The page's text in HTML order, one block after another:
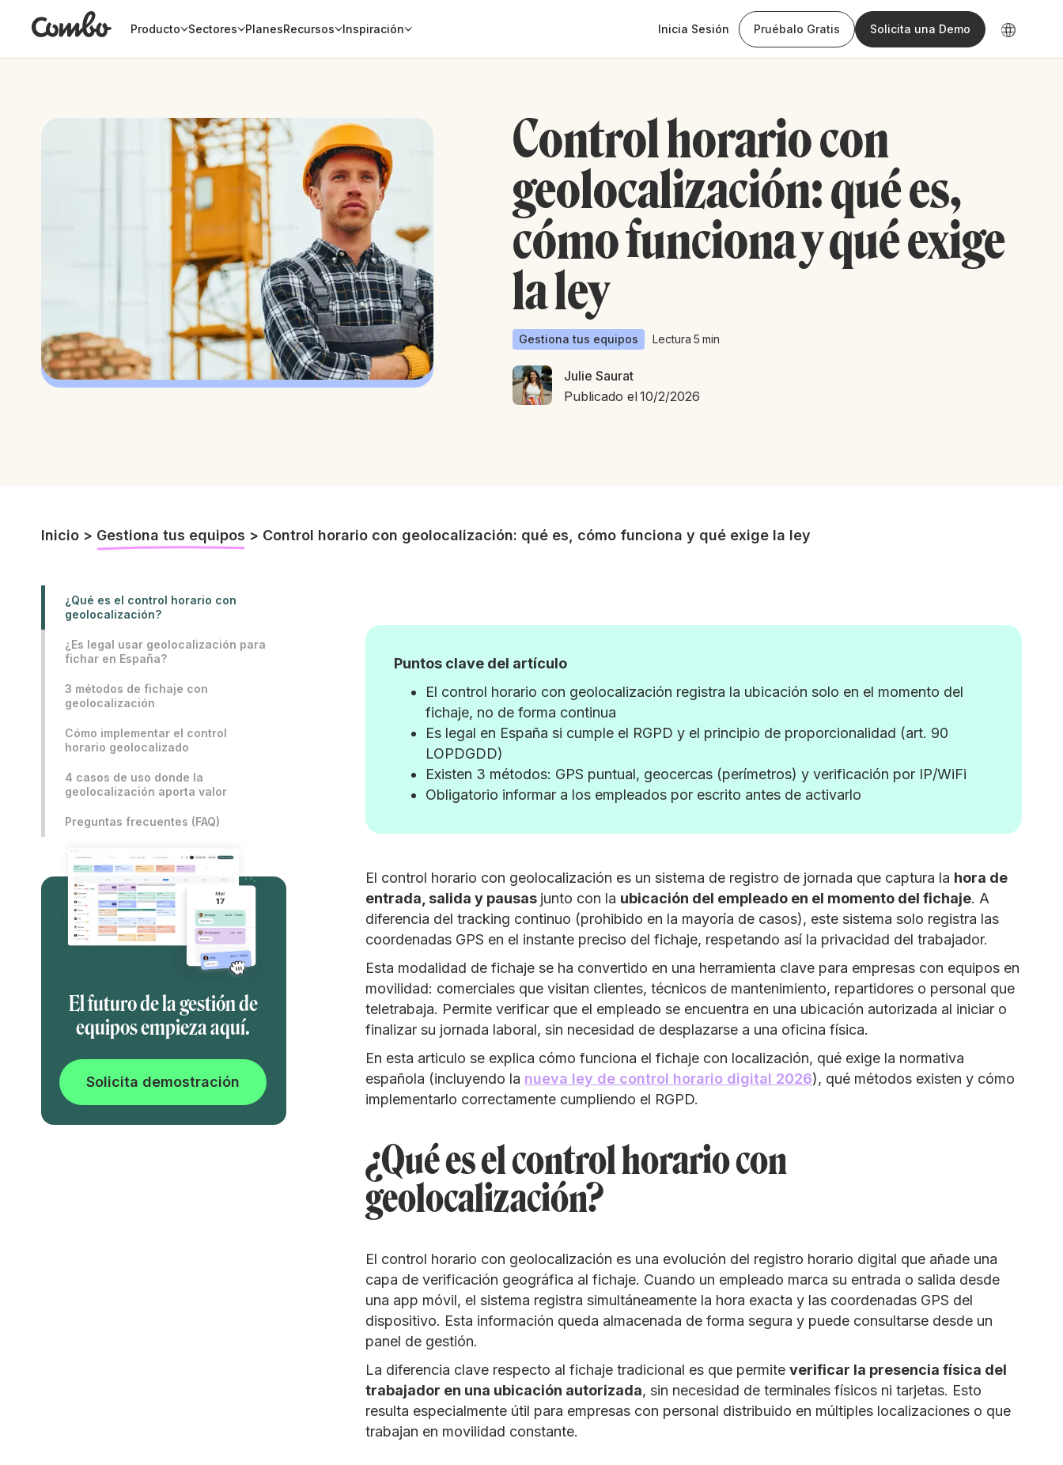
Producto Sectores PlanesRecursos Inspiración Inicia Sesión Pruébalo Gratis Solicita una Demo
Control horario con
geolocalización: qué es,
cómo funciona y qué exige
la ley
Gestiona tus equipos Lectura 5 min
Julie Saurat
Publicado el10/2/2026
Inicio > Gestiona tus equipos > Control horario con geolocalización: qué es, cómo funciona y qué exige la ley
¿Qué es el control horario con
geolocalización?
¿Es legal usar geolocalización para
fichar en España?
3 métodos de fichaje con
geolocalización
Cómo implementar el control
horario geolocalizado
4 casos de uso donde la
geolocalización aporta valor
Preguntas frecuentes (FAQ)
El futuro de la gestión de
equipos empieza aquí.
Solicita demostración
Puntos clave del artículo
El control horario con geolocalización registra la ubicación solo en el momento del
fichaje, no de forma continua
Es legal en España si cumple el RGPD y el principio de proporcionalidad (art. 90
LOPDGDD)
Existen 3 métodos: GPS puntual, geocercas (perímetros) y verificación por IP/WiFi
Obligatorio informar a los empleados por escrito antes de activarlo
El control horario con geolocalización es un sistema de registro de jornada que captura la hora de
entrada, salida y pausas junto con la ubicación del empleado en el momento del fichaje. A
diferencia del tracking continuo (prohibido en la mayoría de casos), este sistema solo registra las
coordenadas GPS en el instante preciso del fichaje, respetando así la privacidad del trabajador.
Esta modalidad de fichaje se ha convertido en una herramienta clave para empresas con equipos en
movilidad: comerciales que visitan clientes, técnicos de mantenimiento, repartidores o personal que
teletrabaja. Permite verificar que el empleado se encuentra en una ubicación autorizada al iniciar o
finalizar su jornada laboral, sin necesidad de desplazarse a una oficina física.
En esta articulo se explica cómo funciona el fichaje con localización, qué exige la normativa
española (incluyendo la nueva ley de control horario digital 2026), qué métodos existen y cómo
implementarlo correctamente cumpliendo el RGPD.
¿Qué es el control horario con
geolocalización?
El control horario con geolocalización es una evolución del registro horario digital que añade una
capa de verificación geográfica al fichaje. Cuando un empleado marca su entrada o salida desde
una app móvil, el sistema registra simultáneamente la hora exacta y las coordenadas GPS del
dispositivo. Esta información queda almacenada de forma segura y puede consultarse desde un
panel de gestión.
La diferencia clave respecto al fichaje tradicional es que permite verificar la presencia física del
trabajador en una ubicación autorizada, sin necesidad de terminales físicos ni tarjetas. Esto
resulta especialmente útil para empresas con personal distribuido en múltiples localizaciones o que
trabajan en movilidad constante.